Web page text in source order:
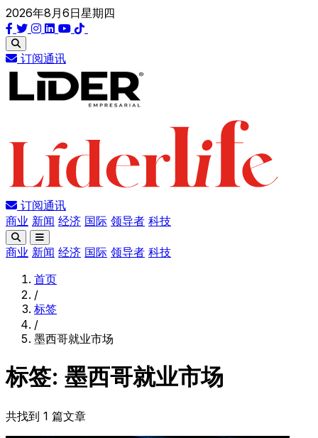
2026年8月6日星期四
订阅通讯
订阅通讯
商业 新闻 经济 国际 领导者 科技
商业 新闻 经济 国际 领导者 科技
首页
/
标签
/
墨西哥就业市场
标签: 墨西哥就业市场
共找到 1 篇文章